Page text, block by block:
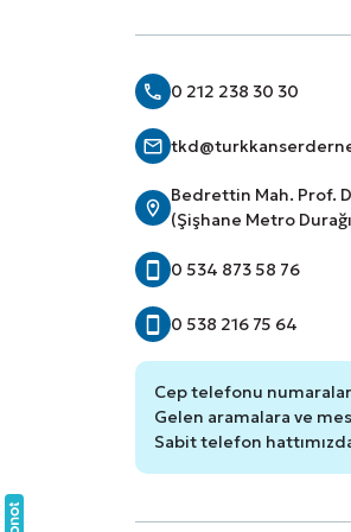
0 212 238 30 30
Bedrettin Mah. Prof.
(Şişhane Metro Durağı
0 534 873 58 76
0 538 216 75 64
Cep telefonu
Gelen aramalara ve
Sabit telefon